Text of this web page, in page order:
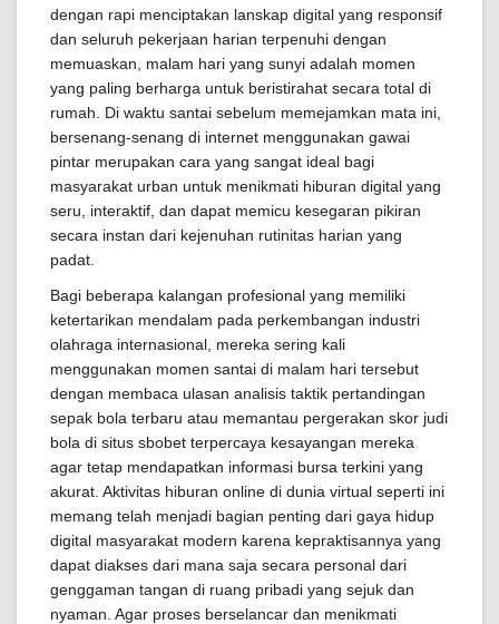
dengan rapi menciptakan lanskap digital yang responsif
dan seluruh pekerjaan harian terpenuhi dengan
memuaskan, malam hari yang sunyi adalah momen
yang paling berharga untuk beristirahat secara total di
rumah. Di waktu santai sebelum memejamkan mata ini,
bersenang-senang di internet menggunakan gawai
pintar merupakan cara yang sangat ideal bagi
masyarakat urban untuk menikmati hiburan digital yang
seru, interaktif, dan dapat memicu kesegaran pikiran
secara instan dari kejenuhan rutinitas harian yang
padat.
Bagi beberapa kalangan profesional yang memiliki
ketertarikan mendalam pada perkembangan industri
olahraga internasional, mereka sering kali
menggunakan momen santai di malam hari tersebut
dengan membaca ulasan analisis taktik pertandingan
sepak bola terbaru atau memantau pergerakan skor judi
bola di situs sbobet terpercaya kesayangan mereka
agar tetap mendapatkan informasi bursa terkini yang
akurat. Aktivitas hiburan online di dunia virtual seperti ini
memang telah menjadi bagian penting dari gaya hidup
digital masyarakat modern karena kepraktisannya yang
dapat diakses dari mana saja secara personal dari
genggaman tangan di ruang pribadi yang sejuk dan
nyaman. Agar proses berselancar dan menikmati